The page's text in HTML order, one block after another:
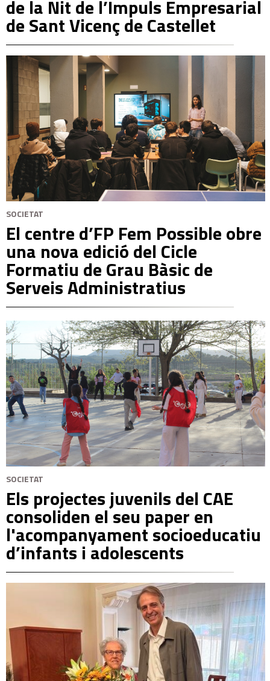
de la Nit de l’Impuls Empresarial
de Sant Vicenç de Castellet
SOCIETAT
El centre d’FP Fem Possible obre
una nova edició del Cicle
Formatiu de Grau Bàsic de
Serveis Administratius
SOCIETAT
Els projectes juvenils del CAE
consoliden el seu paper en
l'acompanyament socioeducatiu
d’infants i adolescents